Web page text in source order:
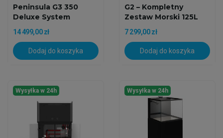
Peninsula G3 350
Deluxe System
Zestaw...
14 499,00 zł
Dodaj do koszyka
G2 – Kompletny
Zestaw Morski 125L
Z...
7 299,00 zł
Dodaj do koszyka
Wysyłka w 24h Wysyłka w 24h